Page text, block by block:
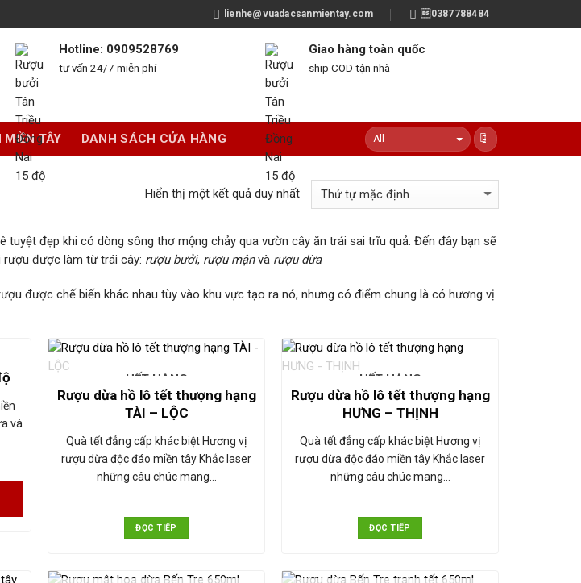
lienhe@vuadacsanmientay.com 0387788484
Hotline: 0909528769
tư vấn 24/7 miễn phí
Giao hàng toàn quốc
ship COD tận nhà
MIỀN TÂY DANH SÁCH CỬA HÀNG
Hiển thị một kết quả duy nhất
đẹp khi có dòng sông thơ mộng chảy qua vườn cây ăn trái sai trĩu quả. Đến đây bạn sẽ
được làm từ trái cây: rượu bưởi, rượu mậnvà rượu dừa
được chế biến khác nhau tùy vào khu vực tạo ra nó, nhưng có điểm chung là có hương vị
và
HẾT HÀNG
Rượu dừa hồ lô tết thượng hạng
TÀI – LỘC
Quà tết đẳng cấp khác biệt Hương vị
rượu dừa độc đáo miền tây Khắc laser
những câu chúc mang…
ĐỌC TIẾP
HẾT HÀNG
Rượu dừa hồ lô tết thượng hạng
HƯNG – THỊNH
Quà tết đẳng cấp khác biệt Hương vị
rượu dừa độc đáo miền tây Khắc laser
những câu chúc mang…
ĐỌC TIẾP